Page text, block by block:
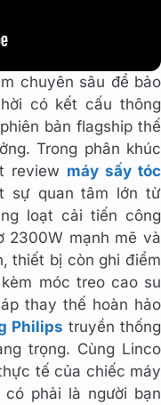
máy sấy tóc cao cấp
salon nhưng vẫn
chuyên sâu để bảo
có kết cấu thông
bản flagship thế
Trong phân khúc
review máy sấy tóc
sự quan tâm lớn từ
loạt cải tiến công
2300W mạnh mẽ và
thiết bị còn ghi điểm
móc treo cao su
thay thế hoàn hảo
Philips truyền thống
trọng. Cùng Linco
tế của chiếc máy
phải là người bạn